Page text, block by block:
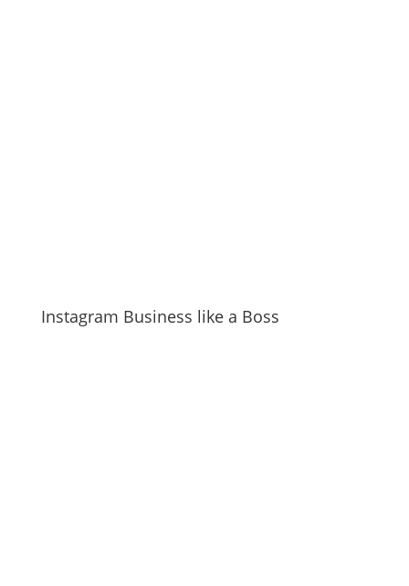
Instagram Business like a Boss